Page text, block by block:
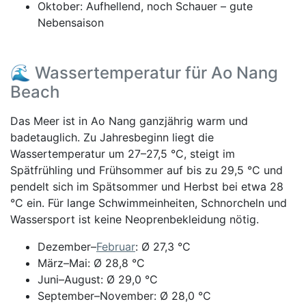
Oktober: Aufhellend, noch Schauer – gute
Nebensaison
🌊 Wassertemperatur für Ao Nang
Beach
Das Meer ist in Ao Nang ganzjährig warm und
badetauglich. Zu Jahresbeginn liegt die
Wassertemperatur um 27–27,5 °C, steigt im
Spätfrühling und Frühsommer auf bis zu 29,5 °C und
pendelt sich im Spätsommer und Herbst bei etwa 28
°C ein. Für lange Schwimmeinheiten, Schnorcheln und
Wassersport ist keine Neoprenbekleidung nötig.
Dezember–Februar: Ø 27,3 °C
März–Mai: Ø 28,8 °C
Juni–August: Ø 29,0 °C
September–November: Ø 28,0 °C